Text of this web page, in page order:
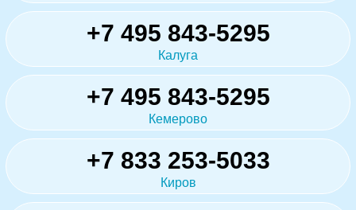
+7 495 843-5295
Калуга
+7 495 843-5295
Кемерово
+7 833 253-5033
Киров